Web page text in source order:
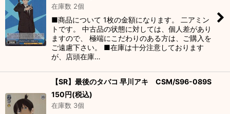
在庫数 2個
■商品について 1枚の金額になります。 二アミン
トです。 中古品の状態に対しては、個人差があり
ますので、 極端にこだわりのある方は、ご購入を
ご遠慮下さい。 ■在庫は十分注意しております
が、店頭在庫…
【SR】最後のタバコ 早川アキ CSM/S96-089S
150円(税込)
在庫数 3個